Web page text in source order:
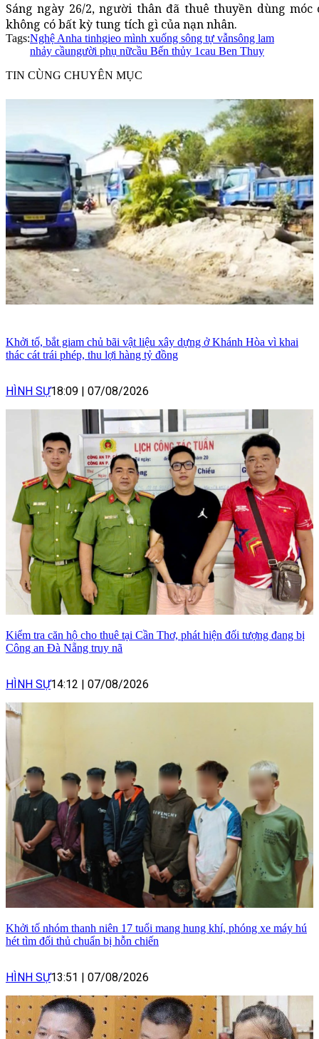
Sáng ngày 26/2, người thân đã thuê thuyền dùng
không có bất kỳ tung tích gì của nạn nhân.
Tags:Nghệ Anha tinhgieo mình xuống sông tự vẫnsông lam
nhảy cầungười phụ nữcầu Bến thủy 1cau Ben Thuy
TIN CÙNG CHUYÊN MỤC
Khởi tố, bắt giam chủ bãi vật liệu xây dựng ở Khánh Hòa vì khai
thác cát trái phép, thu lợi hàng tỷ đồng
HÌNH SỰ18:09 | 07/08/2026
Kiểm tra căn hộ cho thuê tại Cần Thơ, phát hiện đối tượng đang bị
Công an Đà Nẵng truy nã
HÌNH SỰ14:12 | 07/08/2026
Khởi tố nhóm thanh niên 17 tuổi mang hung khí, phóng xe máy hú
hét tìm đối thủ chuẩn bị hỗn chiến
HÌNH SỰ13:51 | 07/08/2026